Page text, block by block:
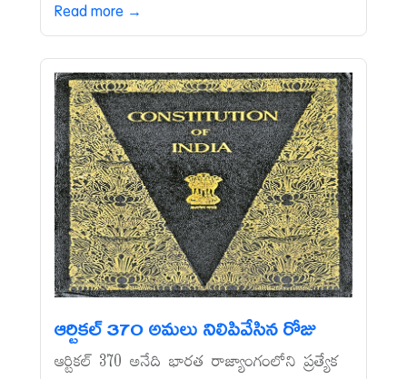
Read more →
ఆర్టికల్‌ 370 అమలు నిలిపివేసిన రోజు
ఆర్టికల్‌ 370 అనేది భారత రాజ్యాంగంలోని ప్రత్యేక